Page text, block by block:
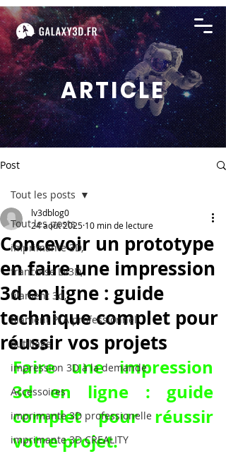
ARTICLE
Post
Tout les posts
imprimante 3D,
franchise LV3D,
filament 3d,
filament PLA professionnel
outillage
impression 3D à la demande
Accessoires
imprimante 3D professionelle
imprimante 3D CREALITY
Tout les posts
Concevoir un prototype
en faire une impression
3d en ligne : guide
technique complet pour
réussir vos projets
lv3dblog0
24 août 2025 10 min de lecture
Faire une impression
3d en ligne : guide
complet pour réussir
votre projet.